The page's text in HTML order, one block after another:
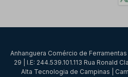
Anhanguera Comércio de
29 | I.E: 244.539.101.113 Rua Ronald
Alta Tecnologia de Campinas |